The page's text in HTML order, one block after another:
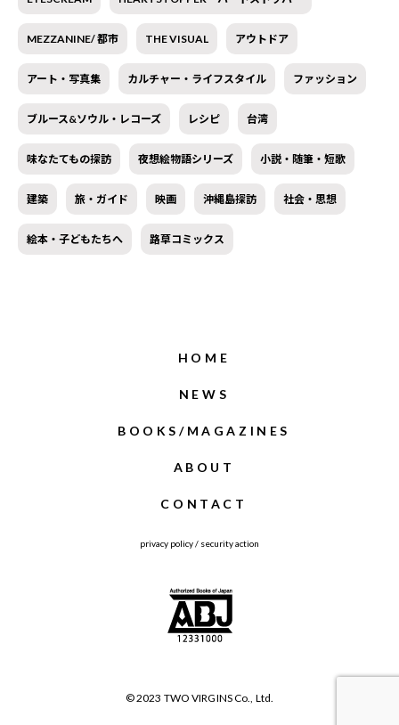
MEZZANINE/ 都市 THE VISUAL アウトドア
アート・写真集 カルチャー・ライフスタイル ファッション
ブルース&ソウル・レコーズ レシピ 台湾
味なたてもの探訪 夜想絵物語シリーズ 小説・随筆・短歌
建築 旅・ガイド 映画 沖縄島探訪 社会・思想
絵本・子どもたちへ 路草コミックス
HOME
NEWS
BOOKS/MAGAZINES
ABOUT
CONTACT
privacy policy/ security action
© 2023 TWO VIRGINS Co., Ltd.